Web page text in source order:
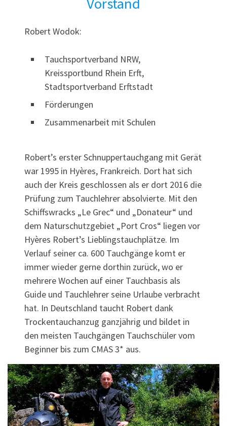
Vorstand
Robert Wodok:
Tauchsportverband NRW,
Kreissportbund Rhein Erft,
Stadtsportverband Erftstadt
Förderungen
Zusammenarbeit mit Schulen
Robert’s erster Schnuppertauchgang mit Gerät
war 1995 in Hyères, Frankreich. Dort hat sich
auch der Kreis geschlossen als er dort 2016 die
Prüfung zum Tauchlehrer absolvierte. Mit den
Schiffswracks „Le Grec“ und „Donateur“ und
dem Naturschutzgebiet „Port Cros“ liegen vor
Hyères Robert’s Lieblingstauchplätze. Im
Verlauf seiner ca. 600 Tauchgänge komt er
immer wieder gerne dorthin zurück, wo er
mehrere Wochen auf einer Tauchbasis als
Guide und Tauchlehrer seine Urlaube verbracht
hat. In Deutschland taucht Robert dank
Trockentauchanzug ganzjährig und bildet in
den meisten Tauchgängen Tauchschüler vom
Beginner bis zum CMAS 3* aus.